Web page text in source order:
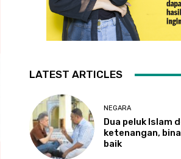
LATEST ARTICLES
NEGARA
Dua peluk Islam
ketenangan,
baik